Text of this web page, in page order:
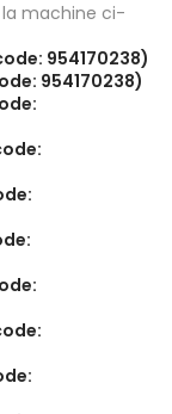
la machine ci-
954170238)
954170238)